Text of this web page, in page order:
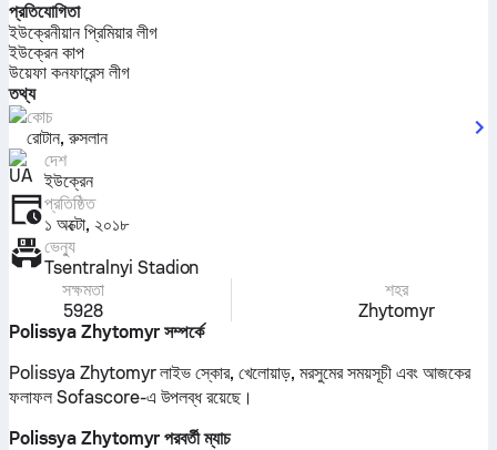
প্রতিযোগিতা
ইউক্রেনীয়ান প্রিমিয়ার লীগ
ইউক্রেন কাপ
উয়েফা কনফারেন্স লীগ
তথ্য
কোচ
রোটান, রুসলান
দেশ
ইউক্রেন
প্রতিষ্ঠিত
১ অক্টো, ২০১৮
ভেন্যু
Tsentralnyi Stadion
সক্ষমতা
5928
শহর
Zhytomyr
Polissya Zhytomyr সম্পর্কে
Polissya Zhytomyr লাইভ স্কোর, খেলোয়াড়, মরসুমের সময়সূচী এবং আজকের
ফলাফল Sofascore-এ উপলব্ধ রয়েছে।
Polissya Zhytomyr পরবর্তী ম্যাচ